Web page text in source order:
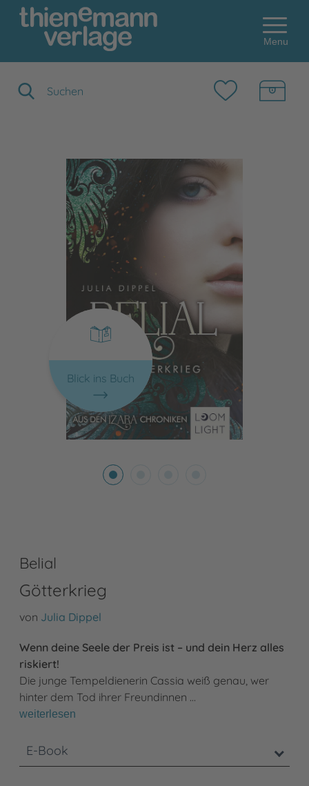
Menu
Blick ins Buch
Belial
Götterkrieg
von Julia Dippel
Wenn deine Seele der Preis ist – und dein Herz alles
riskiert!
Die junge Tempeldienerin Cassia weiß genau, wer
hinter dem Tod ihrer Freundinnen …
weiterlesen
E-Book